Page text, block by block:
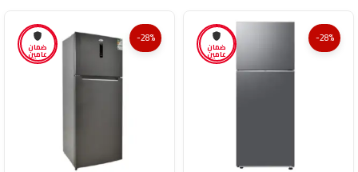
ضمان
عامين
-28%
ضمان
عامين
-28%